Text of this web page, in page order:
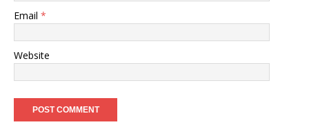
Email *
Website